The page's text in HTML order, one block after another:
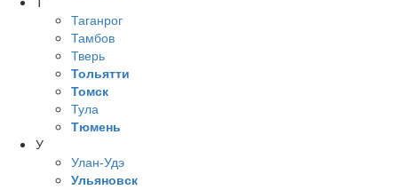
Таганрог
Тамбов
Тверь
Тольятти
Томск
Тула
Тюмень
У
Улан-Удэ
Ульяновск